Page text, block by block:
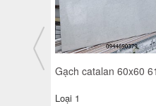
Lavabo Dolacera góc